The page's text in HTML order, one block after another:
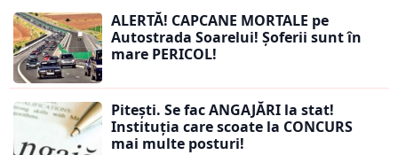
ALERTĂ! CAPCANE MORTALE pe
Autostrada Soarelui! Șoferii sunt în
mare PERICOL!
Pitești. Se fac ANGAJĂRI la stat!
Instituția care scoate la CONCURS
mai multe posturi!